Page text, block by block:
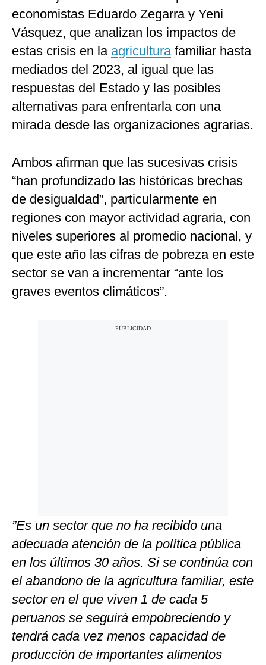
economistas Eduardo Zegarra y Yeni
Vásquez, que analizan los impactos de
estas crisis en la agriculturafamiliar hasta
mediados del 2023, al igual que las
respuestas del Estado y las posibles
alternativas para enfrentarla con una
mirada desde las organizaciones agrarias.
Ambos afirman que las sucesivas crisis
“han profundizado las históricas brechas
de desigualdad”, particularmente en
regiones con mayor actividad agraria, con
niveles superiores al promedio nacional, y
que este año las cifras de pobreza en este
sector se van a incrementar “ante los
graves eventos climáticos”.
”Es un sector que no ha recibido una
adecuada atención de la política pública
en los últimos 30 años. Si se continúa con
el abandono de la agricultura familiar, este
sector en el que viven 1 de cada 5
peruanos se seguirá empobreciendo y
tendrá cada vez menos capacidad de
producción de importantes alimentos